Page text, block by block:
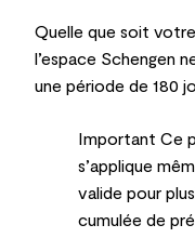
Quelle que soit
l’espace Schengen
une période de 180
Important Ce
s’applique
valide pour
cumulée de